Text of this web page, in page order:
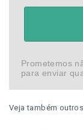
Prometemos
para enviar
Veja também